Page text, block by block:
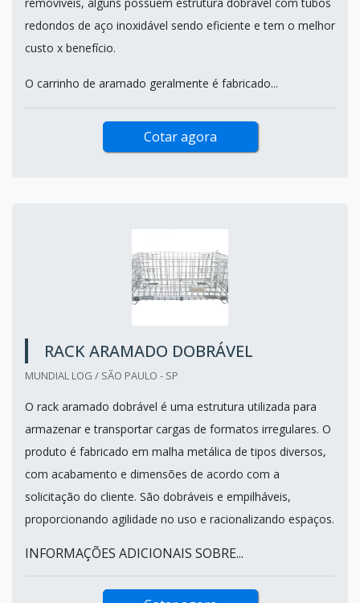
redondos de aço inoxidável sendo eficiente e tem o melhor
custo x benefício.
O carrinho de aramado geralmente é fabricado...
Cotar agora
RACK ARAMADO DOBRÁVEL
MUNDIAL LOG / SÃO PAULO - SP
O rack aramado dobrável é uma estrutura utilizada para
armazenar e transportar cargas de formatos irregulares. O
produto é fabricado em malha metálica de tipos diversos,
com acabamento e dimensões de acordo com a
solicitação do cliente. São dobráveis e empilháveis,
proporcionando agilidade no uso e racionalizando espaços.
INFORMAÇÕES ADICIONAIS SOBRE...